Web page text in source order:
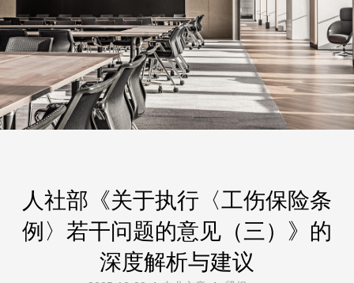
人社部《关于执行〈工伤保险条
例〉若干问题的意见（三）》的
深度解析与建议